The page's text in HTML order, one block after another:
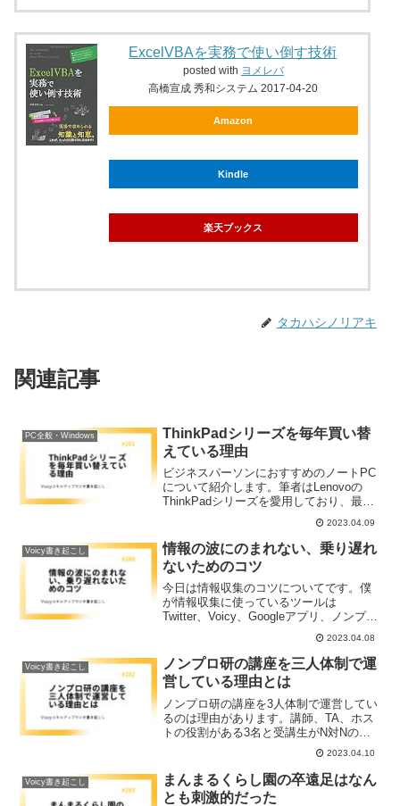
ExcelVBAを実務で使い倒す技術
posted with ヨメレバ
高橋宣成 秀和システム 2017-04-20
Amazon
Kindle
楽天ブックス
タカハシノリアキ
関連記事
PC全般・Windows
ThinkPadシリーズを毎年買い替
えている理由
ビジネスパーソンにおすすめのノートPC
について紹介します。筆者はLenovoの
ThinkPadシリーズを愛用しており、最新
の高性能モデルを一年に一度購入する基
本スタンスを取っています。PCの寿命は
4年と定められていますが、新しいものに
買い替えることで、生産性向上に繋がる
ことが明らかになっています。ThinkPad
のX1 Carbonシリーズは、軽量でバッテリ
ーの持ちも良く、打鍵感も素晴らしく、
おすすめです。
2023.04.09
Voicy書き起こし
情報の波にのまれない、乗り遅れ
ないためのコツ
今日は情報収集のコツについてです。僕
が情報収集に使っているツールは
Twitter、Voicy、Googleアプリ、ノンプロ
研Slackなどです。NewsPickも今検討し
ています。ツールをうまく使って、情報
の波におぼれずにうまく情報をキャッチ
していく工夫が大切になってきていま
す。
2023.04.08
Voicy書き起こし
ノンプロ研の講座を三人体制で運
営している理由とは
ノンプロ研の講座を3人体制で運営してい
るのは理由があります。講師、TA、ホス
トの役割がある3名と受講生がN対Nの形
でかかわることで、活発な学習共同体を
作るためです。講師が一方的に話すとい
った1対Nの構造をなくして、受講生の学
習効果をあげる目的があります。
2023.04.10
Voicy書き起こし
まんまるくらし園の卒遠足はなん
とも刺激的だった